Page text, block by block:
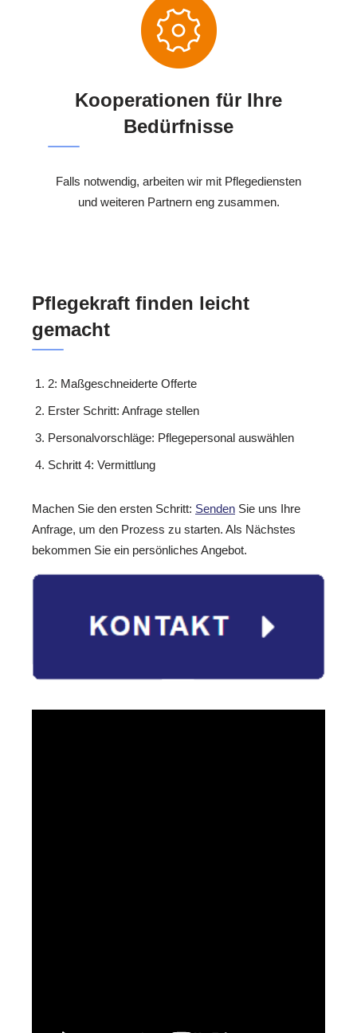
Kooperationen für Ihre
Bedürfnisse
Falls notwendig, arbeiten wir mit Pflegediensten
und weiteren Partnern eng zusammen.
Pflegekraft finden leicht
gemacht
2: Maßgeschneiderte Offerte
Erster Schritt: Anfrage stellen
Personalvorschläge: Pflegepersonal auswählen
Schritt 4: Vermittlung
Machen Sie den ersten Schritt: Senden Sie uns Ihre
Anfrage, um den Prozess zu starten. Als Nächstes
bekommen Sie ein persönliches Angebot.